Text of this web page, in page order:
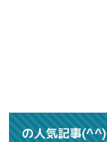
の人気記事(^^)